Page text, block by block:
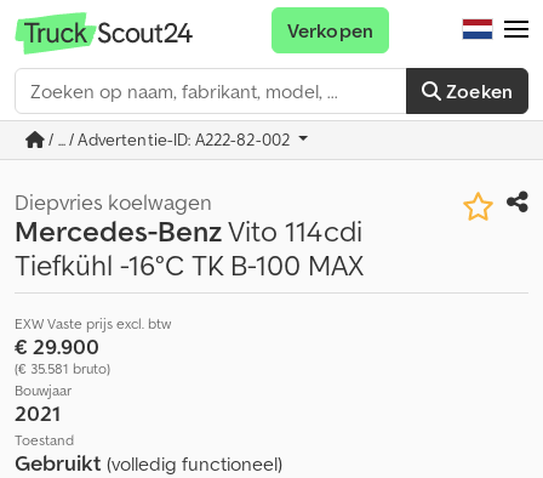
Zoeken
Verkopen
/ ... / Advertentie-ID: A222-82-002
Diepvries koelwagen
Mercedes-BenzVito 114cdi
Tiefkühl -16°C TK B-100 MAX
EXW Vaste prijs excl. btw
€ 29.900
(€ 35.581 bruto)
Bouwjaar
2021
Toestand
Gebruikt (volledig functioneel)